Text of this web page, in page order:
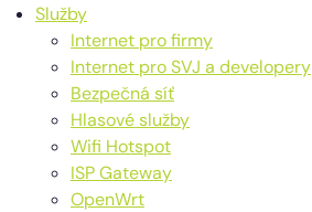
Služby
Internet pro firmy
Internet pro SVJ a developery
Bezpečná síť
Hlasové služby
Wifi Hotspot
ISP Gateway
OpenWrt